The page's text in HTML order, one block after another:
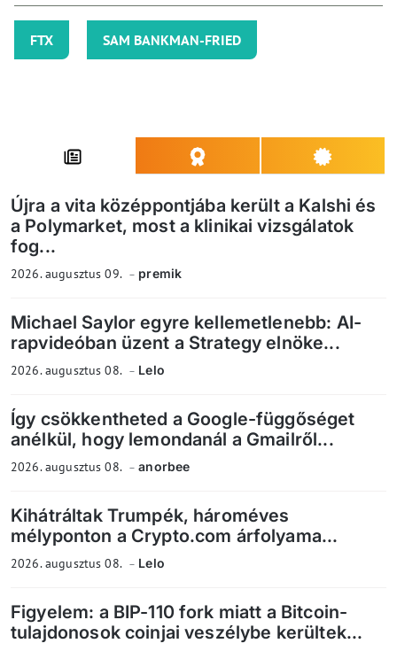
FTX SAM BANKMAN-FRIED
Újra a vita középpontjába került a Kalshi és
a Polymarket, most a klinikai vizsgálatok
fog...
2026. augusztus 09. premik
Michael Saylor egyre kellemetlenebb: AI-
rapvideóban üzent a Strategy elnöke...
2026. augusztus 08. Lelo
Így csökkentheted a Google-függőséget
anélkül, hogy lemondanál a Gmailről...
2026. augusztus 08. anorbee
Kihátráltak Trumpék, hároméves
mélyponton a Crypto.com árfolyama...
2026. augusztus 08. Lelo
Figyelem: a BIP-110 fork miatt a Bitcoin-
tulajdonosok coinjai veszélybe kerültek...